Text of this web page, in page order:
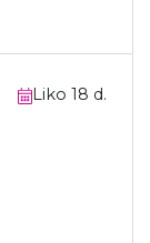
Liko 18 d.